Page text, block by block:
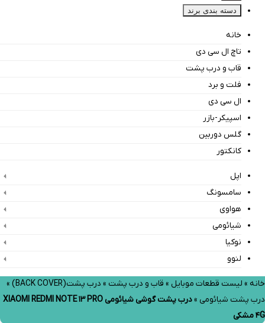
دسته بندی برند
خانه
تاچ ال سی دی
قاب و درب پشت
فلت و برد
ال سی دی
اسپیکر-بازر
گلس دوربین
کانکتور
اپل
سامسونگ
هواوی
شیائومی
نوکیا
لنوو
خانه » لیست قطعات موبایل » قاب و درب پشت » درب پشت(BACK COVER)
»
درب پشت شیائومی »
درب پشت گوشی شیائومی XIAOMI REDMI NOTE 13 PRO
4G مشکی